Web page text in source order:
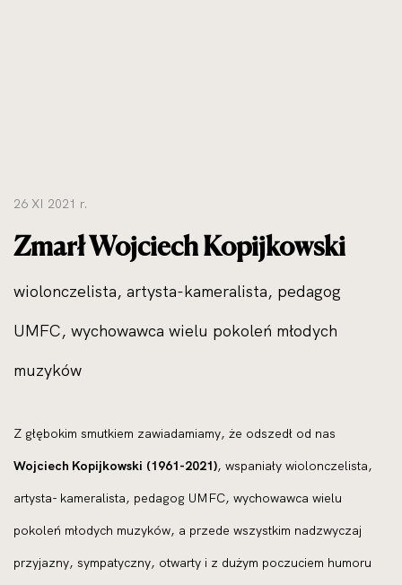
26 XI 2021 r.
Zmarł Wojciech Kopijkowski
wiolonczelista, artysta-kameralista, pedagog
UMFC, wychowawca wielu pokoleń młodych
muzyków
Z głębokim smutkiem zawiadamiamy, że odszedł od nas
Wojciech Kopijkowski (1961-2021), wspaniały wiolonczelista,
artysta- kameralista, pedagog UMFC, wychowawca wielu
pokoleń młodych muzyków, a przede wszystkim nadzwyczaj
przyjazny, sympatyczny, otwarty i z dużym poczuciem humoru